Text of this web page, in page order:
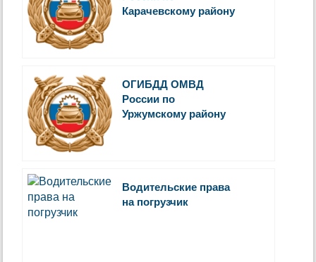
Карачевскому району
ОГИБДД ОМВД
России по
Уржумскому району
Водительские права
на погрузчик